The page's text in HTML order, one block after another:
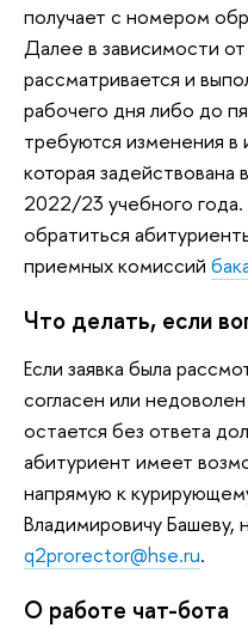
получает с номером
Далее в зависимости
рассматривается и
рабочего дня либо до
требуются изменения
которая задействована
2022/23 учебного
обратиться
приемных комиссий
Что делать, если
Если заявка была
согласен или
остается без ответа
абитуриент имеет
напрямую к
Владимировичу Башеву,
q2prorector@hse.ru.
О работе чат-бота